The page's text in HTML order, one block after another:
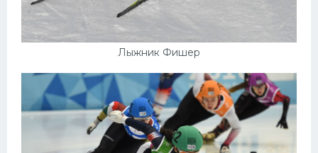
Лыжник Фишер